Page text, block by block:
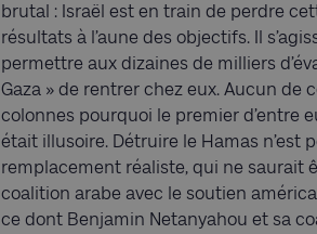
brutal : Israël est en train de perdre
résultats à l’aune des objectifs. Il
permettre aux dizaines de milliers
Gaza » de rentrer chez eux. Aucun de
colonnes pourquoi le premier d’entre
était illusoire. Détruire le Hamas n’est
remplacement réaliste, qui ne saurait
coalition arabe avec le soutien
ce dont Benjamin Netanyahou et sa